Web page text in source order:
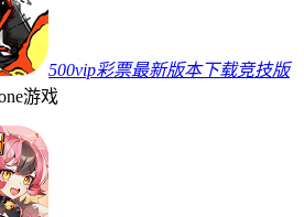
500vip彩票最新版本下载竞技版
游戏